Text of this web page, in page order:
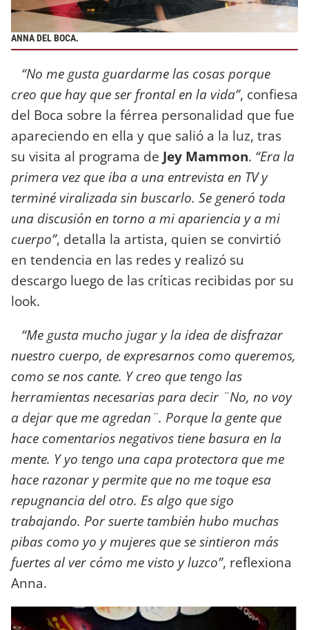
ANNA DEL BOCA.
“No me gusta guardarme las cosas porque
creo que hay que ser frontal en la vida”, confiesa
del Boca sobre la férrea personalidad que fue
apareciendo en ella y que salió a la luz, tras
su visita al programa de Jey Mammon. “Era la
primera vez que iba a una entrevista en TV y
terminé viralizada sin buscarlo. Se generó toda
una discusión en torno a mi apariencia y a mi
cuerpo”, detalla la artista, quien se convirtió
en tendencia en las redes y realizó su
descargo luego de las críticas recibidas por su
look.
“Me gusta mucho jugar y la idea de disfrazar
nuestro cuerpo, de expresarnos como queremos,
como se nos cante. Y creo que tengo las
herramientas necesarias para decir ¨No, no voy
a dejar que me agredan¨. Porque la gente que
hace comentarios negativos tiene basura en la
mente. Y yo tengo una capa protectora que me
hace razonar y permite que no me toque esa
repugnancia del otro. Es algo que sigo
trabajando. Por suerte también hubo muchas
pibas como yo y mujeres que se sintieron más
fuertes al ver cómo me visto y luzco”, reflexiona
Anna.